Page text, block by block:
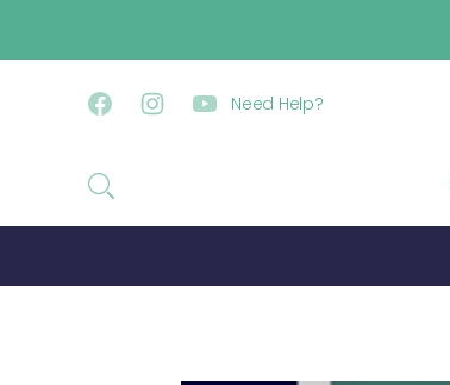
Need Help?